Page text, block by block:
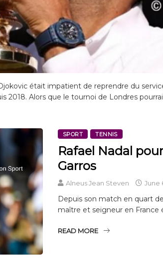
était impatient de reprendre du
2018. Alors que le tournoi de Londres
SPORT TENNIS
Rafael Nadal
Garros
Alneus Jean Steven June
Depuis son match en quart
maître et seigneur en France
READ MORE